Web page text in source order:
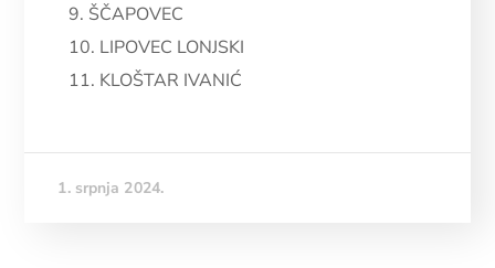
9. ŠČAPOVEC
10. LIPOVEC LONJSKI
11. KLOŠTAR IVANIĆ
1. srpnja 2024.